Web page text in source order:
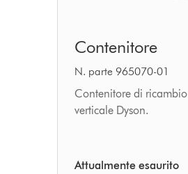
Contenitore
N. parte 965070-01
Contenitore di
verticale Dyson.
Attualmente esaurito